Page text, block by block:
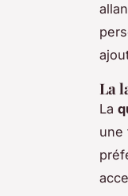
La
La
une